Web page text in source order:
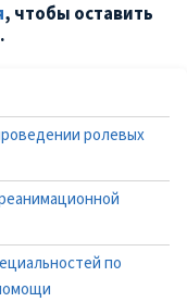
, чтобы оставить
ролевых
по